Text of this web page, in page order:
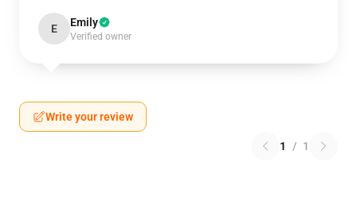
E Emily
Verified owner
Write your review
1 / 1